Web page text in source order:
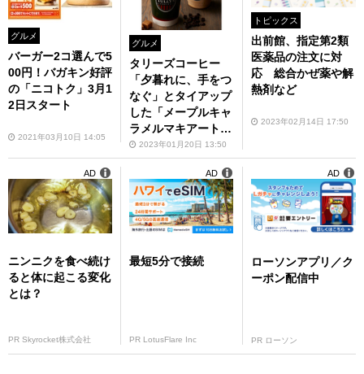
グルメ
バーガー2コ選んで5
00円！バガキン好評
の「ニコトク」3月1
2日スタート
2021年03月10日 14:05
グルメ
タリーズコーヒー
「夕暮れに、手をつ
なぐ」とタイアップ
した「メープルキャ
ラメルマキアート」
期間限定発売
2023年01月20日 13:50
トピックス
出前館、指定第2類
医薬品の注文に対
応 総合かぜ薬や解
熱剤など
2023年02月14日 17:50
ニンニクを食べ続け
ると体に起こる変化
とは？
PR Skyrocket株式会社
AD
最短5分で接続
PR LotusFlare Inc
AD
ローソンアプリ／ク
ーポン配信中
PR ローソン
AD